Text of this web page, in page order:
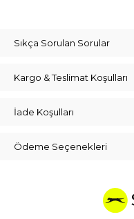
Sıkça Sorulan Sorular
Kargo & Teslimat Koşulları
İade Koşulları
Ödeme Seçenekleri